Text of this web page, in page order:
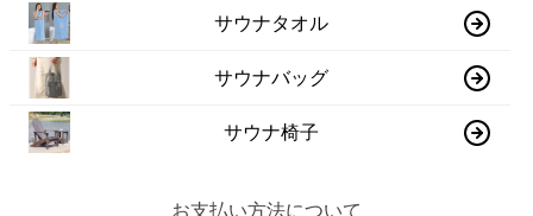
サウナタオル
サウナバッグ
サウナ椅子
お支払い方法について